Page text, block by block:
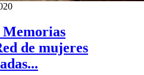
de mujeres